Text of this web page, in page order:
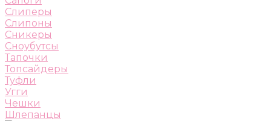
Слиперы
Слипоны
Сникеры
Сноубутсы
Тапочки
Топсайдеры
Туфли
Угги
Чешки
Шлепанцы